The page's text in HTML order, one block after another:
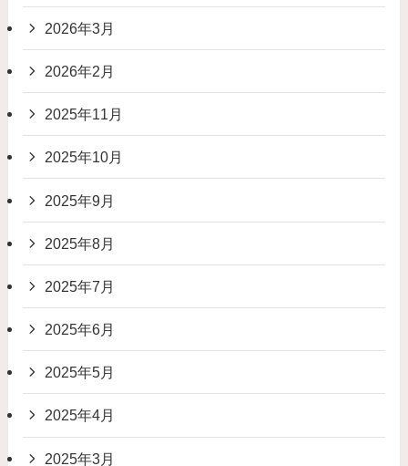
2026年3月
2026年2月
2025年11月
2025年10月
2025年9月
2025年8月
2025年7月
2025年6月
2025年5月
2025年4月
2025年3月